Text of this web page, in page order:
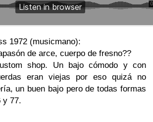
1972 (musicmano):
de arce, cuerpo de fresno??
shop. Un bajo cómodo y con
eran viejas por eso quizá no
un buen bajo pero de todas formas
y 77.